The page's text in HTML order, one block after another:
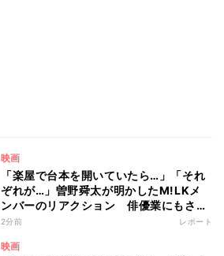
映画
「楽屋で台本を開いていたら…」「それ
ぞれが…」曽野舜太が明かしたM!LKメ
ンバーのリアクション 俳優業にもさら
なる意欲
2分前 レポート
映画